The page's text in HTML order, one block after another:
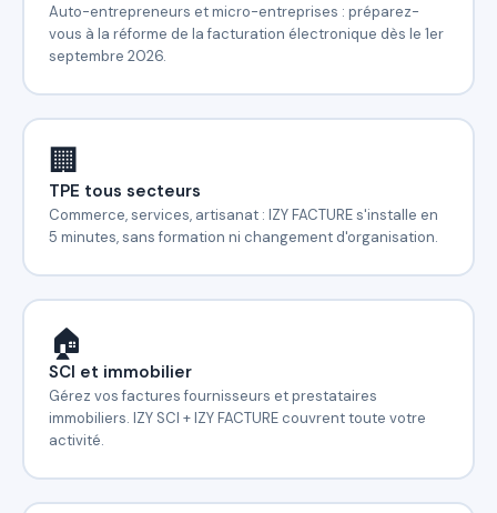
Auto-entrepreneurs et micro-entreprises : préparez-
vous à la réforme de la facturation électronique dès le 1er
septembre 2026.
🏢
TPE tous secteurs
Commerce, services, artisanat : IZY FACTURE s'installe en
5 minutes, sans formation ni changement d'organisation.
🏠
SCI et immobilier
Gérez vos factures fournisseurs et prestataires
immobiliers. IZY SCI + IZY FACTURE couvrent toute votre
activité.